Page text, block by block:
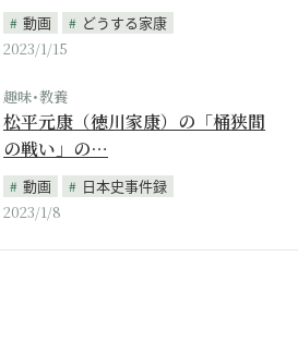
動画
どうする家康
2023/1/15
趣味･教養
松平元康（徳川家康）の「桶狭間
の戦い」の…
動画
日本史事件録
2023/1/8